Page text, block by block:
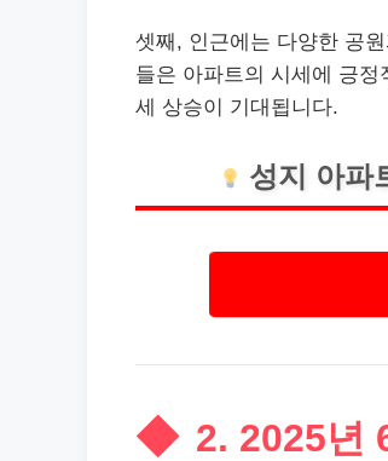
셋째, 인근에는 다양한 공
들은 아파트의 시세에 긍
세 상승이 기대됩니다.
성지 아파
2. 2025년